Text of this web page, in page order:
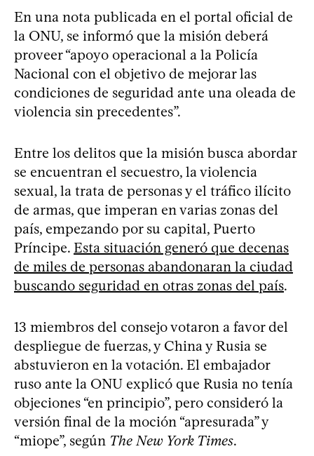
En una nota publicada en el portal oficial de
la ONU, se informó que la misión deberá
proveer “apoyo operacional a la Policía
Nacional con el objetivo de mejorar las
condiciones de seguridad ante una oleada de
violencia sin precedentes”.
Entre los delitos que la misión busca abordar
se encuentran el secuestro, la violencia
sexual, la trata de personas y el tráfico ilícito
de armas, que imperan en varias zonas del
país, empezando por su capital, Puerto
Príncipe. Esta situación generó que decenas
de miles de personas abandonaran la ciudad
buscando seguridad en otras zonas del país.
13 miembros del consejo votaron a favor del
despliegue de fuerzas, y China y Rusia se
abstuvieron en la votación. El embajador
ruso ante la ONU explicó que Rusia no tenía
objeciones “en principio”, pero consideró la
versión final de la moción “apresurada” y
“miope”, según The New York Times.